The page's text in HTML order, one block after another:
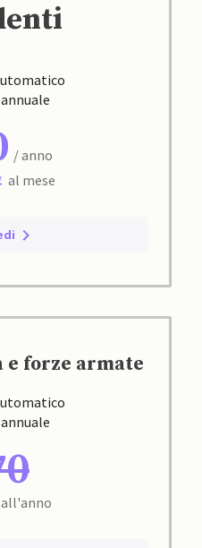
/ anno
al mese
e forze armate
all'anno